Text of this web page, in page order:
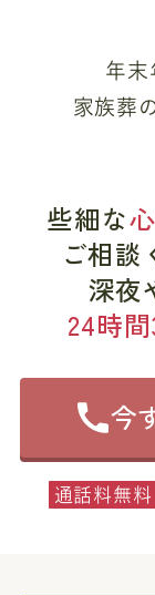
年末
家族葬
些細な
ご相談
深夜
24時間
今
通話料無料